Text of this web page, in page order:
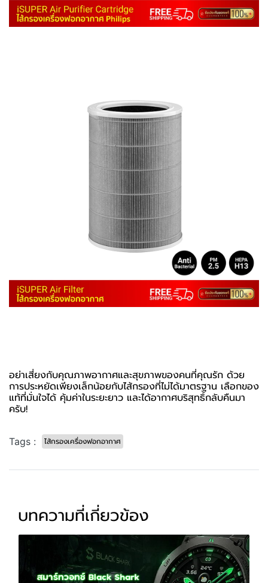
อย่าเสี่ยงกับคุณภาพอากาศและสุขภาพของคนที่คุณรัก ด้วย
การประหยัดเพียงเล็กน้อยกับไส้กรองที่ไม่ได้มาตรฐาน เลือกของ
แท้ที่มั่นใจได้ คุ้มค่าในระยะยาว และได้อากาศบริสุทธิ์กลับคืนมา
ครับ!
Tags : ไส้กรองเครื่องฟอกอากาศ
บทความที่เกี่ยวข้อง